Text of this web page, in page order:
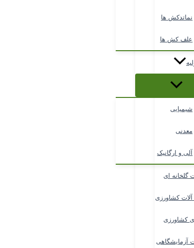
نماتدکش ها
علف کش ها
شیمیایی
معدنی
آلی و ارگانیک
گلخانه ای
کشاورزی
کشاورزی
آزمایشگاهی